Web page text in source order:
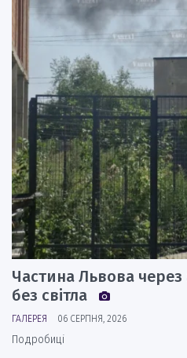
Частина Львова
без світла
ГАЛЕРЕЯ 06 СЕРПНЯ, 2026
Подробиці